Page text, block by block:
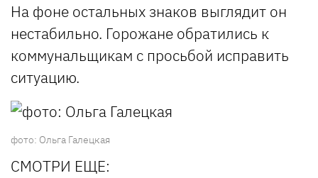
На фоне остальных знаков выглядит он
нестабильно. Горожане обратились к
коммунальщикам с просьбой исправить
ситуацию.
фото: Ольга Галецкая
СМОТРИ ЕЩЕ: